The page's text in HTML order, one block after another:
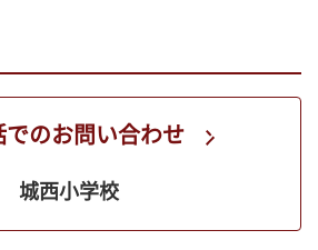
でのお問い合わせ
城西小学校